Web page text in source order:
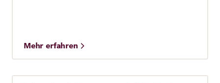
Mehr erfahren